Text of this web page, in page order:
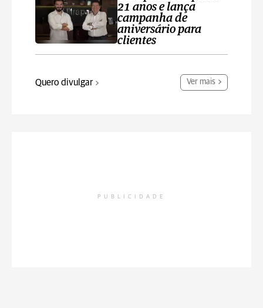
21 anos e lança
campanha de
aniversário para
clientes
Quero divulgar Ver mais
PUBLICIDADE